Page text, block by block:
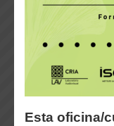
Esta oficina/